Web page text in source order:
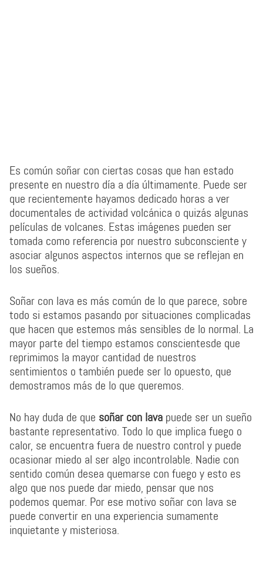
Es común soñar con ciertas cosas que han estado
presente en nuestro día a día últimamente. Puede ser
que recientemente hayamos dedicado horas a ver
documentales de actividad volcánica o quizás algunas
películas de volcanes. Estas imágenes pueden ser
tomada como referencia por nuestro subconsciente y
asociar algunos aspectos internos que se reflejan en
los sueños.
Soñar con lava es más común de lo que parece, sobre
todo si estamos pasando por situaciones complicadas
que hacen que estemos más sensibles de lo normal. La
mayor parte del tiempo estamos conscientesde que
reprimimos la mayor cantidad de nuestros
sentimientos o también puede ser lo opuesto, que
demostramos más de lo que queremos.
No hay duda de que soñar con lava puede ser un sueño
bastante representativo. Todo lo que implica fuego o
calor, se encuentra fuera de nuestro control y puede
ocasionar miedo al ser algo incontrolable. Nadie con
sentido común desea quemarse con fuego y esto es
algo que nos puede dar miedo, pensar que nos
podemos quemar. Por ese motivo soñar con lava se
puede convertir en una experiencia sumamente
inquietante y misteriosa.